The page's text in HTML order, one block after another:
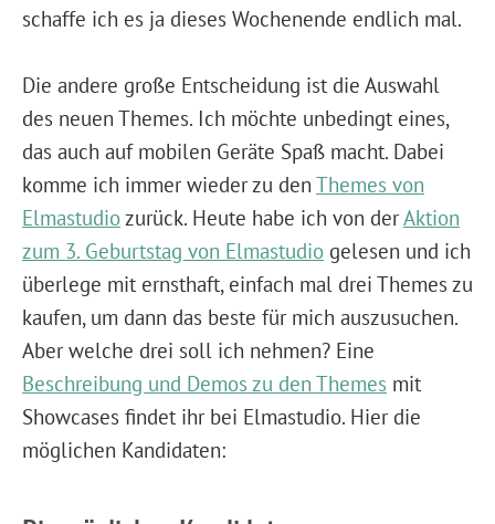
schaffe ich es ja dieses Wochenende endlich mal.
Die andere große Entscheidung ist die Auswahl
des neuen Themes. Ich möchte unbedingt eines,
das auch auf mobilen Geräte Spaß macht. Dabei
komme ich immer wieder zu den Themes von
Elmastudiozurück. Heute habe ich von derAktion
zum 3. Geburtstag von Elmastudio gelesen und ich
überlege mit ernsthaft, einfach mal drei Themes zu
kaufen, um dann das beste für mich auszusuchen.
Aber welche drei soll ich nehmen? Eine
Beschreibung und Demos zu den Themes mit
Showcases findet ihr bei Elmastudio. Hier die
möglichen Kandidaten: